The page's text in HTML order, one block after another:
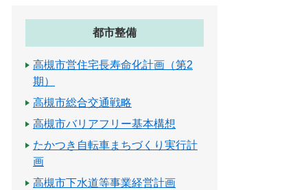
都市整備
高槻市営住宅長寿命化計画（第2
期）
高槻市総合交通戦略
高槻市バリアフリー基本構想
たかつき自転車まちづくり実行計
画
高槻市下水道等事業経営計画